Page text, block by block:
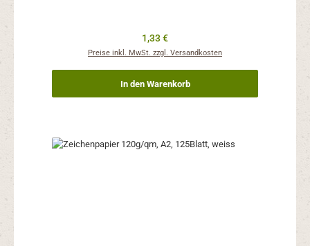
Regulärer Preis:
1,33 €
Preise inkl. MwSt. zzgl. Versandkosten
In den Warenkorb